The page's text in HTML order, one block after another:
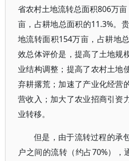
省农村土地流转总面积806万
亩，占耕地总面积的11.3%。
地流转面积154万亩，占耕地
效总体评价是，提高了土地规
业结构调整；提高了农村土地
弃耕撂荒；加速了产业化经营
营收入；加大了农业招商引资
业转移。
但是，由于流转过程的承
户之间的流转（约占70%），